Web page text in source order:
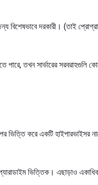
বিশেষভাবে দরকারী। (তাই
পারে, তখন সার্ভারের সরবরাহগুলি
ভিত্তি করে একটি হাইপারভাইসর
ভিত্তিক। এছাড়াও একাধিক